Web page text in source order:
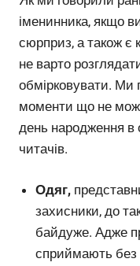
іменинника, якщо
сюрприз, а також є
не варто
обмірковувати. Ми
моменти що не
день народження в
читачів.
Одяг,
захисники, до
байдуже. Адже
сприймають без